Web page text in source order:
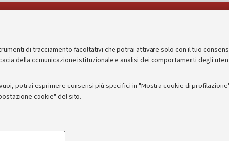
di tracciamento facoltativi che potrai attivare solo con il tuo
della comunicazione istituzionale e analisi dei comportamenti degli
potrai esprimere consensi più specifici in "Mostra cookie di
cookie" del sito.
COOKIE TECNICI - NECESSARI
Bandi, gare e concorsi
Amministrazione trasparente
Informazioni sul
Privacy e note legali